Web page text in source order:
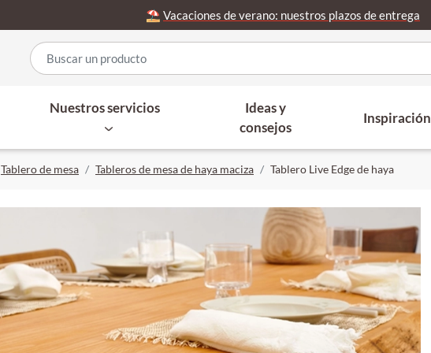
⛱️ Vacaciones de verano: nuestros plazos de entrega
Nuestros servicios
Ideas y
consejos
Inspiración
Tablero de mesa Tableros de mesa de haya maciza Tablero Live Edge de haya